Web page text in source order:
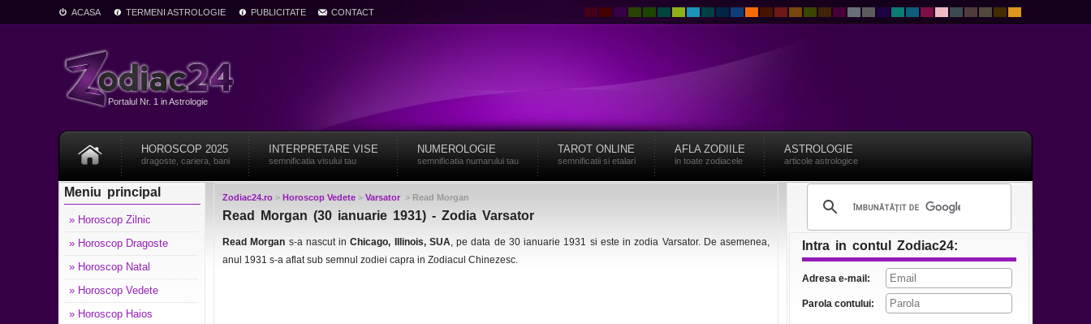
ACASA TERMENI ASTROLOGIE PUBLICITATE CONTACT
Portalul Nr. 1 in Astrologie
HOROSCOP 2025
dragoste, cariera, bani
INTERPRETARE VISE
semnificatia visului tau
NUMEROLOGIE
semnificatia numarului tau
TAROT ONLINE
semnificatii si etalari
AFLA ZODIILE
in toate zodiacele
ASTROLOGIE
articole astrologice
Meniu principal
» Horoscop Zilnic
» Horoscop Dragoste
» Horoscop Natal
» Horoscop Vedete
» Horoscop Haios
Zodiac24.ro > Horoscop Vedete > Varsator > Read Morgan
Read Morgan (30 ianuarie 1931) - Zodia Varsator
Read Morgan s-a nascut inChicago, Illinois, SUA, pe data de 30 ianuarie 1931 si este in zodia Varsator. De asemenea,
anul 1931 s-a aflat sub semnul zodiei capra in Zodiacul Chinezesc.
Intra in contul Zodiac24:
Adresa e-mail:
Parola contului: